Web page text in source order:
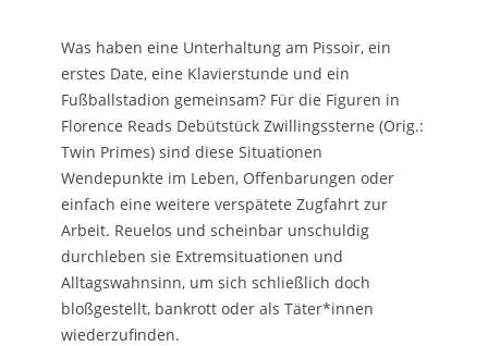
Was haben eine Unterhaltung am Pissoir, ein
erstes Date, eine Klavierstunde und ein
Fußballstadion gemeinsam? Für die Figuren in
Florence Reads Debütstück Zwillingssterne (Orig.:
Twin Primes) sind diese Situationen
Wendepunkte im Leben, Offenbarungen oder
einfach eine weitere verspätete Zugfahrt zur
Arbeit. Reuelos und scheinbar unschuldig
durchleben sie Extremsituationen und
Alltagswahnsinn, um sich schließlich doch
bloßgestellt, bankrott oder als Täter*innen
wiederzufinden.